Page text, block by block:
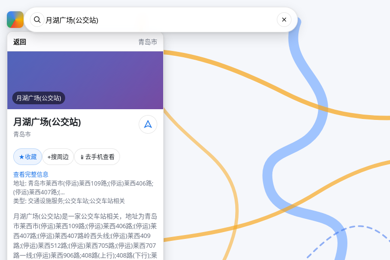
返回 青岛市
月湖广场(公交站)
月湖广场(公交站)
青岛市
★收藏 ⌖搜周边 📱 去手机查看
查看完整信息
地址: 青岛市莱西市(停运)莱西109路;(停运)莱西406路;
(停运)莱西407路;(...
类型: 交通设施服务;公交车站;公交车站相关
月湖广场(公交站)是一家公交车站相关，地址为青岛
市莱西市(停运)莱西109路;(停运)莱西406路;(停运)莱
西407路;(停运)莱西407路岭西头线;(停运)莱西409
路;(停运)莱西512路;(停运)莱西705路;(停运)莱西707
路一线;(停运)莱西906路;408路(上行);408路(下行);莱